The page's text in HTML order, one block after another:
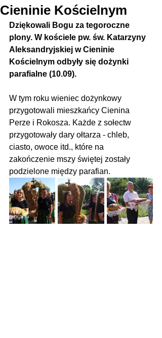
Cieninie Kościelnym
Dziękowali Bogu za tegoroczne
plony. W kościele pw. św. Katarzyny
Aleksandryjskiej w Cieninie
Kościelnym odbyły się dożynki
parafialne (10.09).
W tym roku wieniec dożynkowy
przygotowali mieszkańcy Cienina
Perze i Rokosza. Każde z sołectw
przygotowały dary ołtarza - chleb,
ciasto, owoce itd., które na
zakończenie mszy świętej zostały
podzielone między parafian.